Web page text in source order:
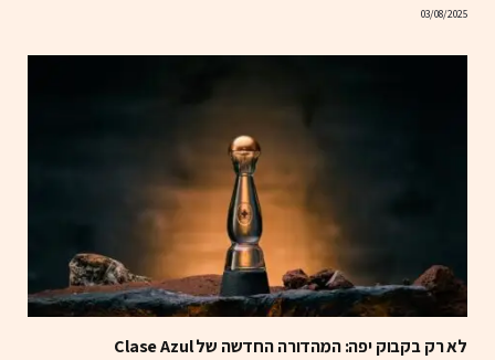
03/08/2025
לא רק בקבוק יפה: המהדורה החדשה של Clase Azul